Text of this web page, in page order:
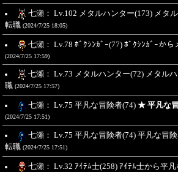
七瀬： Lv.102 メタルハンター(173) メタ
転職 (2024/7/25 18:05)
七瀬： Lv.78 ﾎﾞｸｼﾝｶﾞｰ(77) ﾎﾞｸｼﾝｶﾞｰか
(2024/7/25 17:59)
七瀬： Lv.73 メタルハンター(72) メタル
職 (2024/7/25 17:57)
七瀬： Lv.75 平凡な冒険者(74) ★ 平凡な
(2024/7/25 17:51)
七瀬： Lv.75 平凡な冒険者(74) 平凡な冒
転職 (2024/7/25 17:51)
七瀬： Lv.32 ｱｲﾃﾑ士(258) ｱｲﾃﾑ士から平